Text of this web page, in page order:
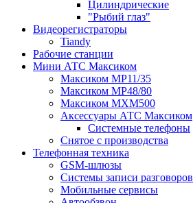
Цилиндрические
"Рыбий глаз"
Видеорегистраторы
Tiandy
Рабочие станции
Мини АТС Максиком
Максиком MP11/35
Максиком MP48/80
Максиком MXM500
Аксессуары АТС Максиком
Системные телефоны
Снятое с производства
Телефонная техника
GSM-шлюзы
Системы записи разговоров
Мобильные сервисы